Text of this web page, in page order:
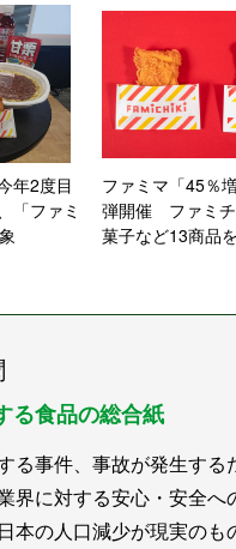
年2度目
「ファミ
ファミマ「45％
弾開催 ファミチ
菓子など13商品
る食品の総合紙
る事件、事故が発生する
界に対する安心・安全へ
本の人口減少が現実のも